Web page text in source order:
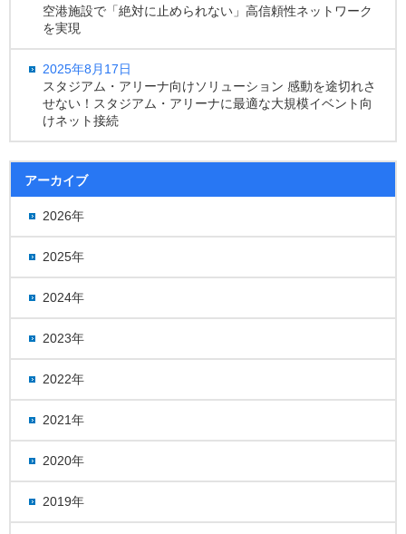
空港施設で「絶対に止められない」高信頼性ネットワーク
を実現
2025年8月17日
スタジアム・アリーナ向けソリューション 感動を途切れさ
せない！スタジアム・アリーナに最適な大規模イベント向
けネット接続
アーカイブ
2026年
2025年
2024年
2023年
2022年
2021年
2020年
2019年